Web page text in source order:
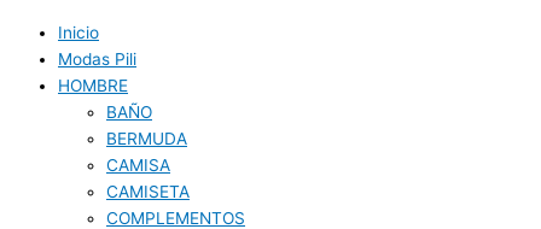
Inicio
Modas Pili
HOMBRE
BAÑO
BERMUDA
CAMISA
CAMISETA
COMPLEMENTOS